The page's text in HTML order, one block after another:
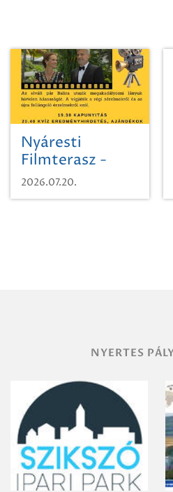
Nyáresti
Filmterasz -
Beugró a
Paradicsomba
2026.07.20.
NYERTES